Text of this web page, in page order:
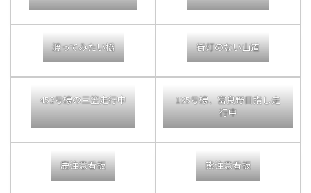
渡ってみたい橋 街灯のない山道
452号線の三笠走行中
135号線、富良野目指し走
行中
鹿注意看板 熊注意看板